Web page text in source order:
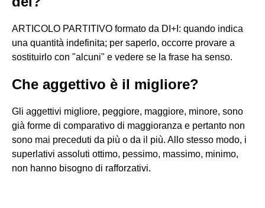
ARTICOLO PARTITIVO formato da DI+I: quando indica
una quantità indefinita; per saperlo, occorre provare a
sostituirlo con "alcuni" e vedere se la frase ha senso.
Che aggettivo è il migliore?
Gli aggettivi migliore, peggiore, maggiore, minore, sono
già forme di comparativo di maggioranza e pertanto non
sono mai preceduti da più o da il più. Allo stesso modo, i
superlativi assoluti ottimo, pessimo, massimo, minimo,
non hanno bisogno di rafforzativi.